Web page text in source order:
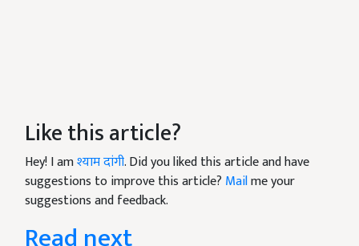
Like this article?
Hey! I amश्याम दांगी. Did you liked this article and have
suggestions to improve this article? Mailme your
suggestions and feedback.